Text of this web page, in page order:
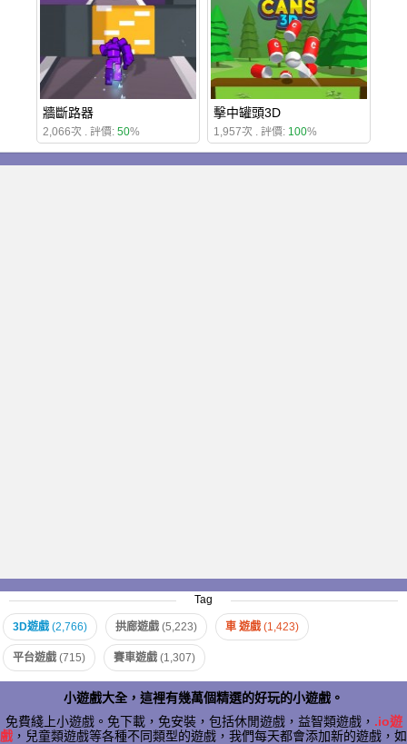
牆斷路器
2,066次 . 評價: 50%
擊中罐頭3D
1,957次 . 評價: 100%
Tag
3D遊戲 (2,766) 拱廊遊戲 (5,223) 車 遊戲 (1,423)
平台遊戲 (715) 賽車遊戲 (1,307)
小遊戲大全，這裡有幾萬個精選的好玩的小遊戲。
免費綫上小遊戲。免下載，免安裝，包括休閒遊戲，益智類遊戲， .io遊
戲 ，兒童類遊戲等各種不同類型的遊戲，我們每天都會添加新的遊戲，如